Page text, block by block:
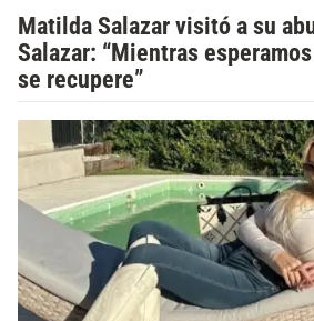
Matilda Salazar visitó a su
Salazar: “Mientras
se recupere”